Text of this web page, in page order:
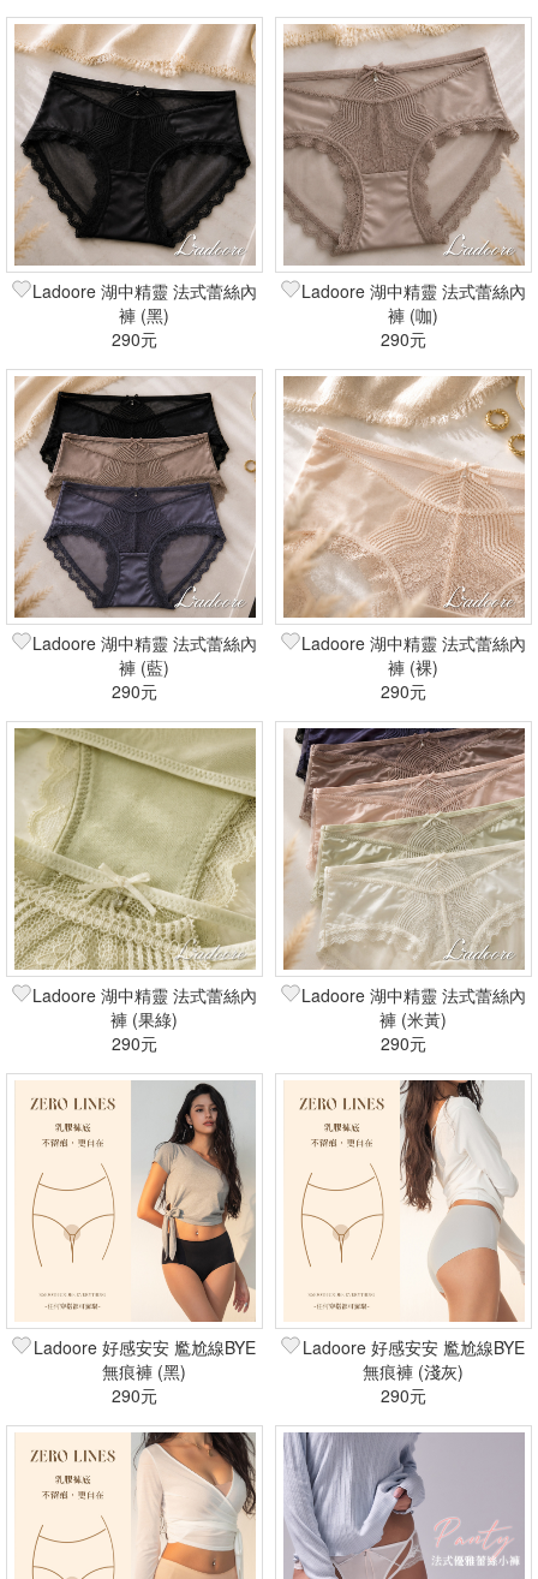
Ladoore 湖中精靈 法式蕾絲內
褲 (黑)
290元
Ladoore 湖中精靈 法式蕾絲內
褲 (咖)
290元
Ladoore 湖中精靈 法式蕾絲內
褲 (藍)
290元
Ladoore 湖中精靈 法式蕾絲內
褲 (裸)
290元
Ladoore 湖中精靈 法式蕾絲內
褲 (果綠)
290元
Ladoore 湖中精靈 法式蕾絲內
褲 (米黃)
290元
Ladoore 好感安安 尷尬線BYE
無痕褲 (黑)
290元
Ladoore 好感安安 尷尬線BYE
無痕褲 (淺灰)
290元